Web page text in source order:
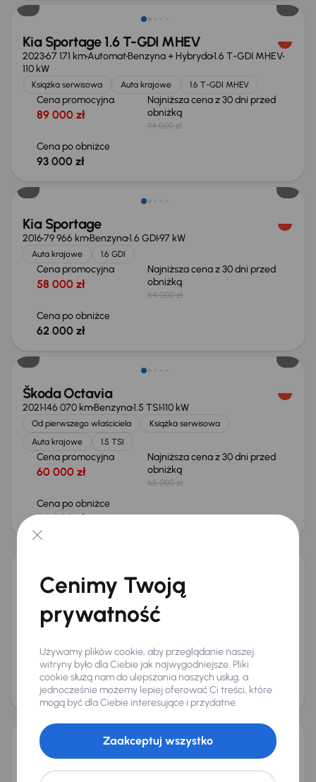
Kia Sportage 1.6 T-GDI MHEV
202367 171 kmAutomatBenzyna + Hybryda1.6 T-GDI MHEV
110 kW
Książka serwisowa Auta krajowe 1.6 T-GDI MHEV
Cena promocyjna
89 000 zł
Najniższa cena z 30 dni przed
obniżką
94 000 zł
Cena po obniżce
93 000 zł
Kia Sportage
201679 966 kmBenzyna1.6 GDI97 kW
Auta krajowe 1.6 GDI
Cena promocyjna
58 000 zł
Najniższa cena z 30 dni przed
obniżką
64 000 zł
Cena po obniżce
62 000 zł
Taniej o 1 000 zł
Škoda Octavia
2021146 070 kmBenzyna1.5 TSI110 kW
Od pierwszego właściciela
Książka serwisowa
Auta krajowe
1.5 TSI
Cena promocyjna
60 000 zł
Najniższa cena z 30 dni przed
obniżką
65 000 zł
Cena po obniżce
64 000 zł
Taniej o 1 500 zł
Škoda Octavia
Automat 2.0 TDI
Auta krajowe 2.0 TDI
40 000 zł
obniżką
44 500 zł
Cena po obniżce
43 000 zł
Możliwość odliczenia VAT
Dacia Duster
127 899 kmDiesel1.5 Blue dCi85 kW
Cenimy Twoją
prywatność
Używamy plików cookie, aby przeglądanie naszej
witryny było dla Ciebie jak najwygodniejsze. Pliki
cookie służą nam do ulepszania naszych usług, a
jednocześnie możemy lepiej oferować Ci treści, które
mogą być dla Ciebie interesujące i przydatne.
Zaakceptuj wszystko